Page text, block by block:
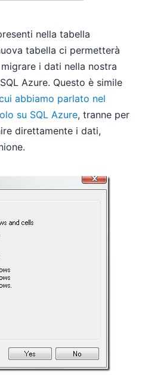
nella tabella
tabella ci permetterà
i dati nella nostra
Azure. Questo è simile
abbiamo parlato nel
su SQL Azure, tranne per
direttamente i dati,